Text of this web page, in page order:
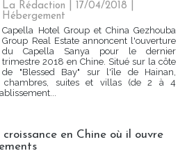
La Rédaction | 17/04/2018
Hébergement
Capella Hotel Group et China Gezhouba
Group Real Estate annoncent l'ouverture
du Capella Sanya pour le dernier
trimestre 2018 en Chine. Situé sur la côte
de "Blessed Bay" sur l'île de Hainan,
chambres, suites et villas (de 2 à 4
en Chine où il ouvre